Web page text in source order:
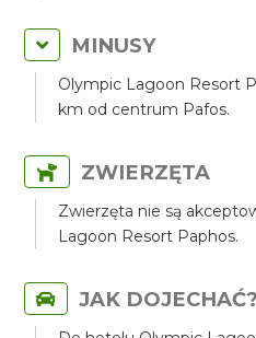
MINUSY
Olympic Lagoon Resort
km od centrum Pafos.
ZWIERZĘTA
Zwierzęta nie są
Lagoon Resort Paphos.
JAK DOJECHAĆ?